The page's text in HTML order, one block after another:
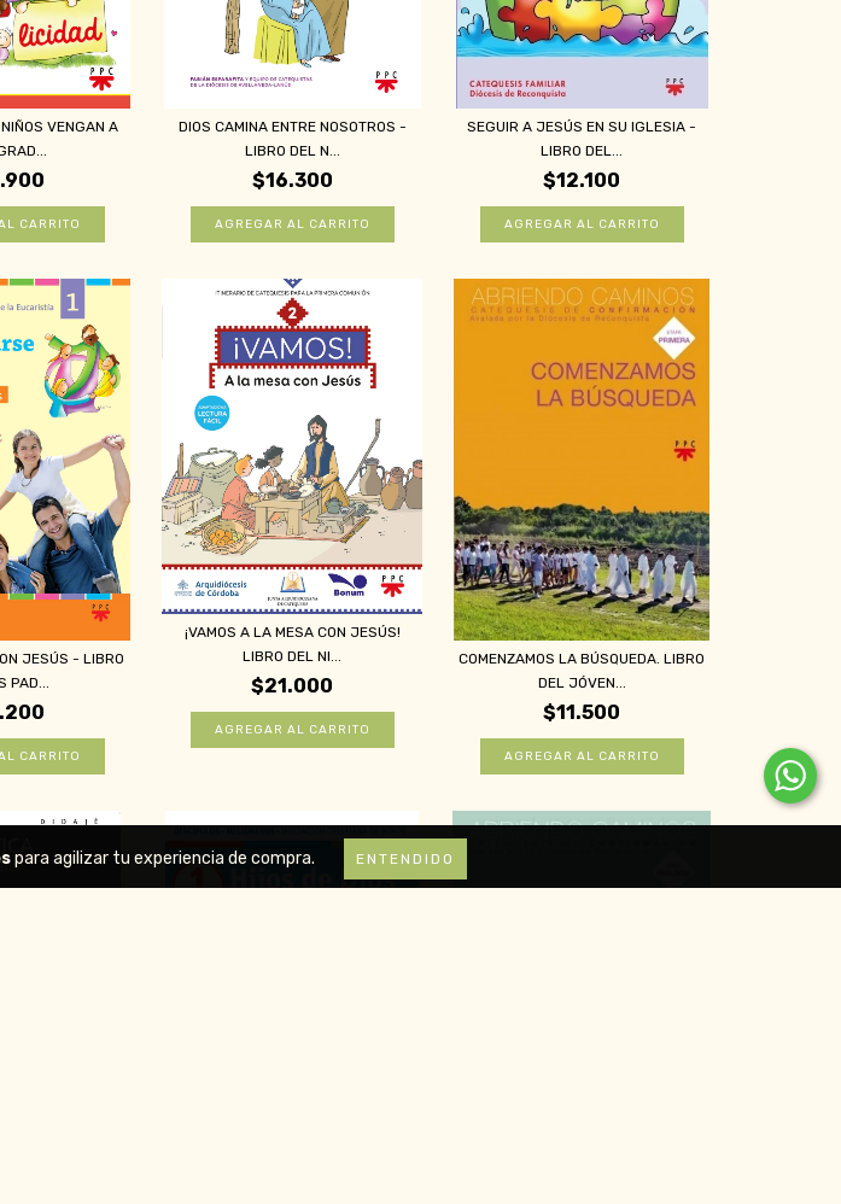
para agilizar tu experiencia de compra. ENTENDIDO
VENGAN A
DIOS CAMINA ENTRE NOSOTROS -
LIBRO DEL N...
$16.300
SEGUIR A JESÚS EN SU IGLESIA -
LIBRO DEL...
$12.100
JESÚS - LIBRO
PAD...
¡VAMOS A LA MESA CON JESÚS!
LIBRO DEL NI...
$21.000
COMENZAMOS LA BÚSQUEDA. LIBRO
DEL JÓVEN...
$11.500